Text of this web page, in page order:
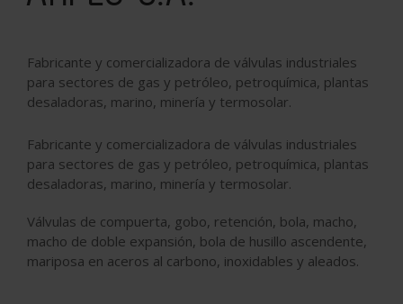
Fabricante y comercializadora de válvulas industriales
para sectores de gas y petróleo, petroquímica, plantas
desaladoras, marino, minería y termosolar.
Fabricante y comercializadora de válvulas industriales
para sectores de gas y petróleo, petroquímica, plantas
desaladoras, marino, minería y termosolar.
Válvulas de compuerta, gobo, retención, bola, macho,
macho de doble expansión, bola de husillo ascendente,
mariposa en aceros al carbono, inoxidables y aleados.